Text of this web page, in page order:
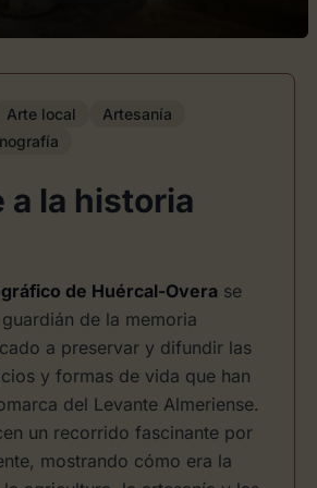
Arte local
Artesanía
a la historia
de Huércal-Overa se
de la memoria
a preservar y difundir las
y formas de vida que han
del Levante Almeriense.
un recorrido fascinante por
mostrando cómo era la